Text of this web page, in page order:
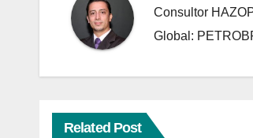
Consultor
Global:
Related Post